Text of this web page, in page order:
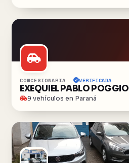
CONCESIONARIA VERIFICADA
EXEQUIEL PABLO POGGIO
9 vehículos en Paraná